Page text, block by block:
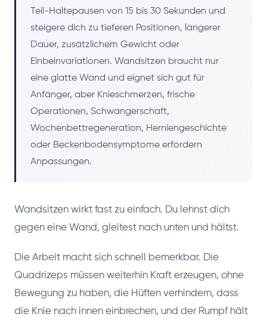
Teil-Haltepausen von 15 bis 30 Sekunden und
steigere dich zu tieferen Positionen, längerer
Dauer, zusätzlichem Gewicht oder
Einbeinvariationen. Wandsitzen braucht nur
eine glatte Wand und eignet sich gut für
Anfänger, aber Knieschmerzen, frische
Operationen, Schwangerschaft,
Wochenbettregeneration, Herniengeschichte
oder Beckenbodensymptome erfordern
Anpassungen.
Wandsitzen wirkt fast zu einfach. Du lehnst dich
gegen eine Wand, gleitest nach unten und hältst.
Die Arbeit macht sich schnell bemerkbar. Die
Quadrizeps müssen weiterhin Kraft erzeugen, ohne
Bewegung zu haben, die Hüften verhindern, dass
die Knie nach innen einbrechen, und der Rumpf hält